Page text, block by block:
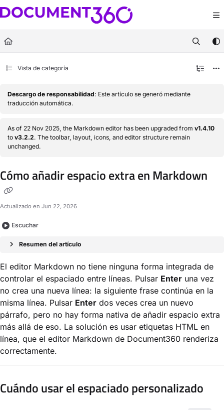
Documentation Index
Fetch the complete documentation index at:https://docs.document360.com/
Use this file to discover all available pages before exploring further.
Vista de categoría
Descargo de responsabilidad: Este artículo se generó mediante
traducción automática.
As of 22 Nov 2025, the Markdown editor has been upgraded from v1.4.10
to v3.2.2. The toolbar, layout, icons, and editor structure remain
unchanged.
Cómo añadir espacio extra en Markdown
Actualizado en Jun 22, 2026
Escuchar
Resumen del artículo
El editor Markdown no tiene ninguna forma integrada de
controlar el espaciado entre líneas. Pulsar Enter una vez
no crea una nueva línea: la siguiente frase continúa en la
misma línea. Pulsar Enter dos veces crea un nuevo
párrafo, pero no hay forma nativa de añadir espacio extra
más allá de eso. La solución es usar etiquetas HTML en
línea, que el editor Markdown de Document360 renderiza
correctamente.
Cuándo usar el espaciado personalizado